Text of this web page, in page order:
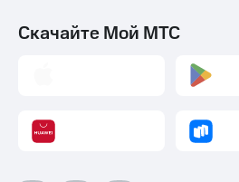
Скачайте Мой МТС